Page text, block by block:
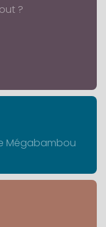
?
Mégabambou